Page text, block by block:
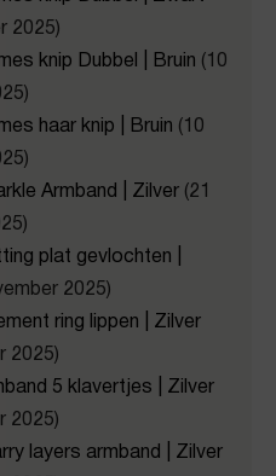
2025)
knip Dubbel | Bruin (10
haar knip | Bruin (10
Armband | Zilver (21
plat gevlochten |
2025)
ring lippen | Zilver
2025)
5 klavertjes | Zilver
2025)
layers armband | Zilver